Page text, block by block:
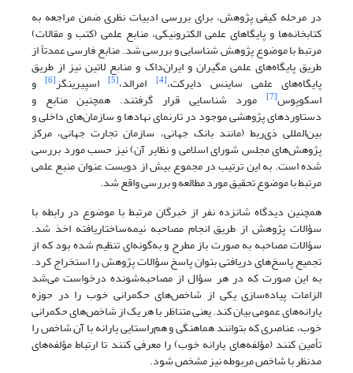
در مرحله کیفی پژوهش، برای بررسی ادبیات نظری ضمن مراجعه به
کتابخانه‌ها و پایگا‌های علمی الکترونیکی، منابع علمی (کتب و مقالات)
مرتبط با موضوع پژوهش شناسایی و بررسی شد. منابع فارسی عمدتاً از
طریق پایگاه‌های علمی مگیران و ایران‌داک و ‌منابع لاتین نیز از طریق
پایگاه‌های علمی ساینس دایرکت،[4] ‌ امرالد،[5] ‌ اسپیرینگز[6] و
اسکوپوس[7] مورد شناسایی قرار گرفتند. همچنین منابع و
دستاوردهای پژوهشی موجود در تارنمای نهادها و سازمان‌های داخلی و
بین‌المللی ذی‌ربط (مانند بانک جهانی، سازمان تجارت جهانی، مرکز
پژوهش‌های مجلس شورای اسلامی و نظایر آن) نیز حسب مورد بررسی
شده است. به این ترتیب در مجموع بیش از دویست عنوان منبع علمی
مرتبط با موضوع تحقیق مورد مطالعه و بررسی واقع شد.
همچنین دیدگاه شانزده نفر از خبرگان مرتبط با موضوع در رابطه با
سؤالات پژوهش از طریق انجام مصاحبه نیمه‌ساختاریافته اخذ شد.
سؤالات مصاحبه به صورت باز مطرح و به‌گونه‌ای تنظیم شده بود که از
تجمیع پاسخ‌های دریافتی بتوان پاسخ سؤالات پژوهش را استخراج کرد.
به این صورت که در هر سؤال از مصاحبه‌شونده درخواست می‌شد
الزامات پیاده‌سازی یکی از شاخص‌های حکمرانی خوب را در حوزه
یارانه‌های عمومی بیان کند. یعنی متناظر با هر یک از شاخص‌های حکمرانی
خوب، عناصری که بتوانند هماهنگی و هم‌راستایی یارانه با آن شاخص را
تأمین کنند (مؤلفه‌های یارانه خوب) را معرفی کنند تا ارتباط مؤلفه‌های
مدنظر با شاخص مربوطه نیز مشخص شود.